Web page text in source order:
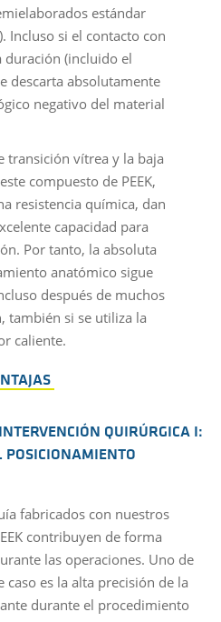
estándar
Incluso si el contacto con
duración (incluido el
descarta absolutamente
negativo del material
transición vítrea y la baja
compuesto de PEEK,
resistencia química, dan
capacidad para
Por tanto, la absoluta
anatómico sigue
después de muchos
también si se utiliza la
caliente.
QUIRÚRGICA I:
POSICIONAMIENTO
fabricados con nuestros
contribuyen de forma
las operaciones. Uno de
caso es la alta precisión de la
durante el procedimiento